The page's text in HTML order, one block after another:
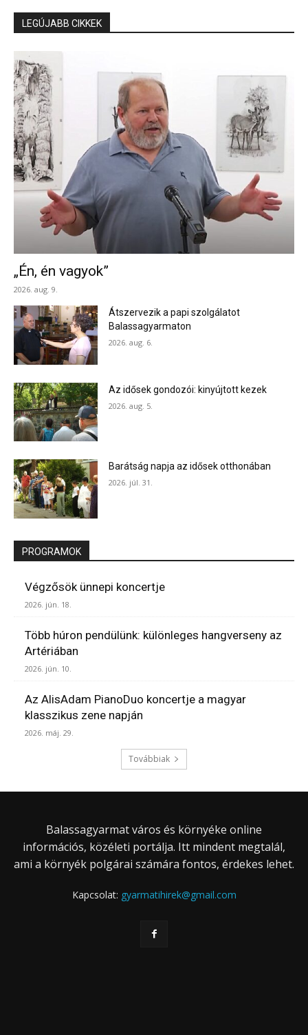
LEGÚJABB CIKKEK
„Én, én vagyok”
2026. aug. 9.
Átszervezik a papi szolgálatot
Balassagyarmaton
2026. aug. 6.
Az idősek gondozói: kinyújtott kezek
2026. aug. 5.
Barátság napja az idősek otthonában
2026. júl. 31.
PROGRAMOK
Végzősök ünnepi koncertje
2026. jún. 18.
Több húron pendülünk: különleges hangverseny az
Artériában
2026. jún. 10.
Az AlisAdam PianoDuo koncertje a magyar
klasszikus zene napján
2026. máj. 29.
Továbbiak
Balassagyarmat város és környéke online
információs, közéleti portálja. Itt mindent megtalál,
ami a környék polgárai számára fontos, érdekes lehet.
Kapcsolat: gyarmatihirek@gmail.com